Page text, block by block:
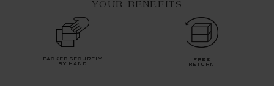
YOUR BENEFITS
packed securely
by hand
free
return